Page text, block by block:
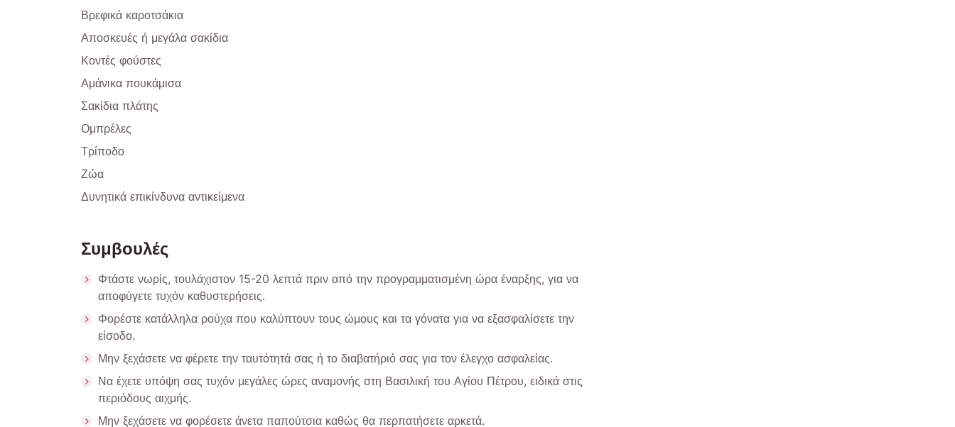
Βρεφικά καροτσάκια
Αποσκευές ή μεγάλα σακίδια
Κοντές φούστες
Αμάνικα πουκάμισα
Σακίδια πλάτης
Ομπρέλες
Τρίποδο
Ζώα
Δυνητικά επικίνδυνα αντικείμενα
Συμβουλές
Φτάστε νωρίς, τουλάχιστον 15-20 λεπτά πριν από την προγραμματισμένη ώρα έναρξης, για να
αποφύγετε τυχόν καθυστερήσεις.
Φορέστε κατάλληλα ρούχα που καλύπτουν τους ώμους και τα γόνατα για να εξασφαλίσετε την
είσοδο.
Μην ξεχάσετε να φέρετε την ταυτότητά σας ή το διαβατήριό σας για τον έλεγχο ασφαλείας.
Να έχετε υπόψη σας τυχόν μεγάλες ώρες αναμονής στη Βασιλική του Αγίου Πέτρου, ειδικά στις
περιόδους αιχμής.
Μην ξεχάσετε να φορέσετε άνετα παπούτσια καθώς θα περπατήσετε αρκετά.